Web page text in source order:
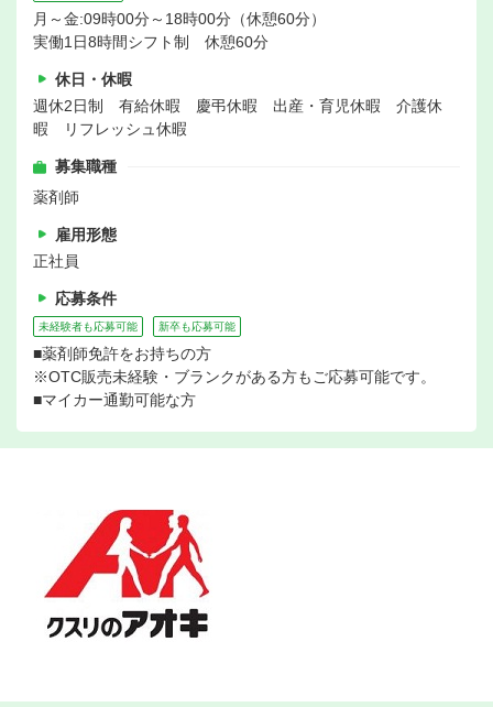
月～金:09時00分～18時00分（休憩60分）
実働1日8時間シフト制 休憩60分
休日・休暇
週休2日制 有給休暇 慶弔休暇 出産・育児休暇 介護休
暇 リフレッシュ休暇
募集職種
薬剤師
雇用形態
正社員
応募条件
未経験者も応募可能 新卒も応募可能
■薬剤師免許をお持ちの方
※OTC販売未経験・ブランクがある方もご応募可能です。
■マイカー通勤可能な方